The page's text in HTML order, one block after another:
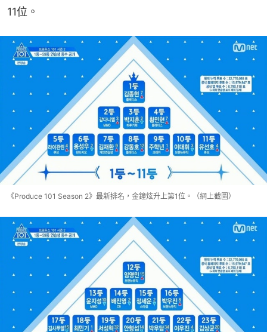
11位。
《Produce 101 Season 2》最新排名，金鐘炫升上第1位。（網上截圖）